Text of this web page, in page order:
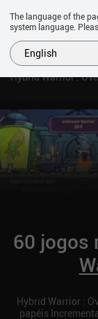
Hybrid Warrior :
60 jogos
Hybrid Warrior :
papéis
The language of the
system language.
English